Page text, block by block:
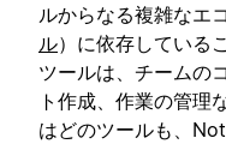
ルからなる複雑なエ
ル）に依存している
ツールは、チームの
ト作成、作業の管理
はどのツールも、